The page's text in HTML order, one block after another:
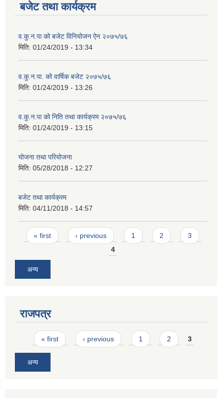
बजेट तथा कार्यक्रम
व.कु.न.पा को बजेट विनियोजन ऐन २०७५/७६
मिति: 01/24/2019 - 13:34
व.कु.न.पा. को वार्षिक बजेट २०७५/७६
मिति: 01/24/2019 - 13:26
व.कु.न.पा को निति तथा कार्यक्रम २०७५/७६
मिति: 01/24/2019 - 13:15
योजना तथा परियोजना
मिति: 05/28/2018 - 12:27
बजेट तथा कार्यक्रम
मिति: 04/11/2018 - 14:57
Pages
« first ‹ previous 1 2
3
4
अन्य
राजपत्र
Pages
« first ‹ previous 1 2 3
अन्य